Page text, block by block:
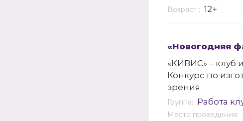
Возраст : 12+
«Новогодняя
«КИВИС» – клуб
Конкурс по
зрения
Группа: Работа
Место проведения: